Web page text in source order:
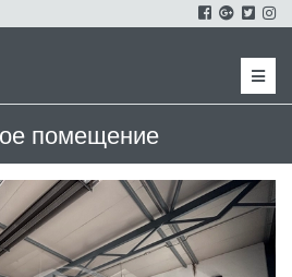
Menu
помещение